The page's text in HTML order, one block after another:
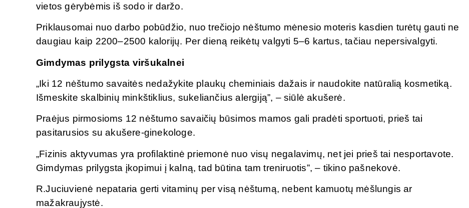
vietos gėrybėmis iš sodo ir daržo.
Priklausomai nuo darbo pobūdžio, nuo trečiojo nėštumo mėnesio moteris kasdien turėtų gauti ne
daugiau kaip 2200–2500 kalorijų. Per dieną reikėtų valgyti 5–6 kartus, tačiau nepersivalgyti.
Gimdymas prilygsta viršukalnei
„Iki 12 nėštumo savaitės nedažykite plaukų cheminiais dažais ir naudokite natūralią kosmetiką.
Išmeskite skalbinių minkštiklius, sukeliančius alergiją”, – siūlė akušerė.
Praėjus pirmosioms 12 nėštumo savaičių būsimos mamos gali pradėti sportuoti, prieš tai
pasitarusios su akušere-ginekologe.
„Fizinis aktyvumas yra profilaktinė priemonė nuo visų negalavimų, net jei prieš tai nesportavote.
Gimdymas prilygsta įkopimui į kalną, tad būtina tam treniruotis”, – tikino pašnekovė.
R.Juciuvienė nepataria gerti vitaminų per visą nėštumą, nebent kamuotų mėšlungis ar
mažakraujystė.